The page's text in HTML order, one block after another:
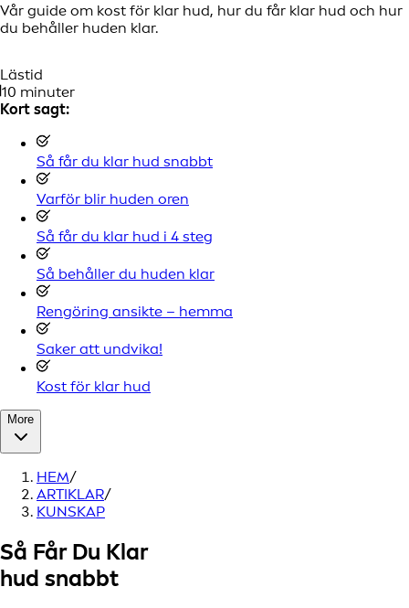
Vår guide om kost för klar hud, hur du får klar hud och hur
du behåller huden klar.
Lästid
10 minuter
Kort sagt:
Så får du klar hud snabbt
Varför blir huden oren
Så får du klar hud i 4 steg
Så behåller du huden klar
Rengöring ansikte – hemma
Saker att undvika!
Kost för klar hud
More
HEM/
ARTIKLAR/
KUNSKAP
Så Får Du Klar
hud snabbt